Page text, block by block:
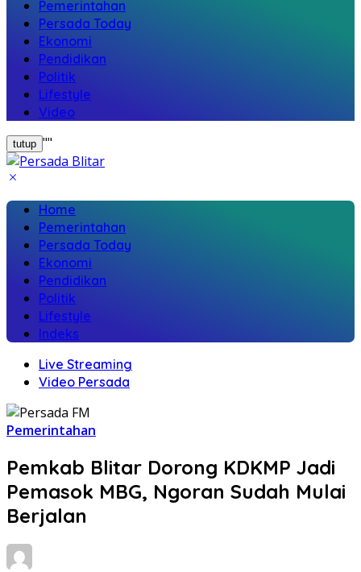
Pemerintahan
Persada Today
Ekonomi
Pendidikan
Politik
Lifestyle
Video
tutup ""
Home
Pemerintahan
Persada Today
Ekonomi
Pendidikan
Politik
Lifestyle
Indeks
Live Streaming
Video Persada
Pemerintahan
Pemkab Blitar Dorong KDKMP Jadi
Pemasok MBG, Ngoran Sudah Mulai
Berjalan